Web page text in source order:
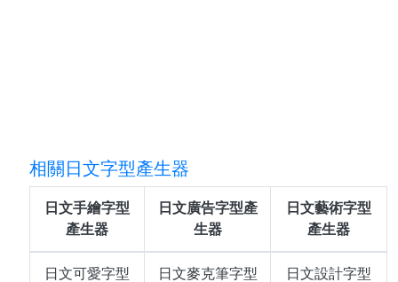
相關日文字型產生器
日文手繪字型
產生器
日文廣告字型產
生器
日文藝術字型
產生器
日文可愛字型
日文麥克筆字型
日文設計字型